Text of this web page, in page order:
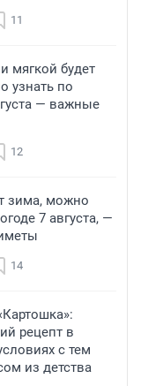
11
мягкой будет
узнать по
— важные
12
зима, можно
7 августа, —
14
рецепт в
с тем
из детства